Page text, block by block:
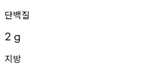
단백질
2 g
지방